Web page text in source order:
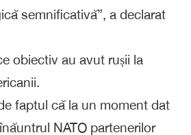
semnificativă”, a declarat
obiectiv au avut rușii la
faptul că la un moment dat
NATO partenerilor